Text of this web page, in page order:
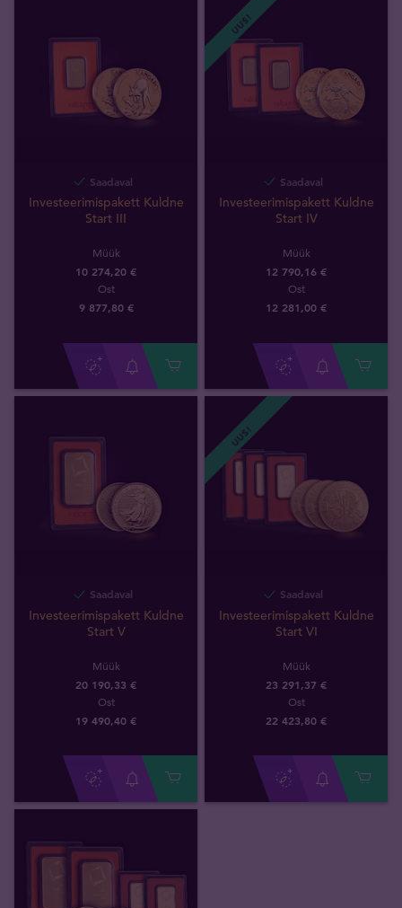
Saadaval
Investeerimispakett Kuldne
Start III
Müük
10 274,20 €
Ost
9 877,80 €
UUS!
Saadaval
Investeerimispakett Kuldne
Start IV
Müük
12 790,16 €
Ost
12 281,00 €
Saadaval
Investeerimispakett Kuldne
Start V
Müük
20 190,33 €
Ost
19 490,40 €
UUS!
Saadaval
Investeerimispakett Kuldne
Start VI
Müük
23 291,37 €
Ost
22 423,80 €